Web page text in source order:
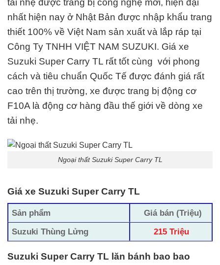
tải nhẹ được trang bị công nghệ mới, hiện đại
nhất hiện nay ở Nhật Bản được nhập khẩu trang
thiết 100% về Việt Nam sản xuất và lắp ráp tại
Công Ty TNHH VIỆT NAM SUZUKI. Giá xe
Suzuki Super Carry TL rất tốt cùng với phong
cách và tiêu chuẩn Quốc Tế được đánh giá rất
cao trên thị trường, xe được trang bị động cơ
F10A là động cơ hàng đầu thế giới về dòng xe
tải nhẹ.
Ngoại thất Suzuki Super Carry TL
Giá xe Suzuki Super Carry TL
Sản phẩm
Giá bán (Triệu)
Suzuki Thùng Lửng
215 Triệu
Suzuki Super Carry TL lăn bánh bao bao